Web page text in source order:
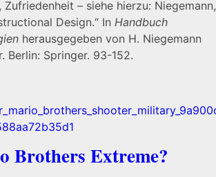
– siehe hierzu: Niegemann,
Design.“ In Handbuch
herausgegeben von H. Niegemann
Berlin: Springer. 93-152.
Brothers Extreme?